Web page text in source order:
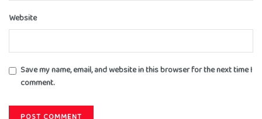
Website
Save my name, email, and website in this browser for the next time I
comment.